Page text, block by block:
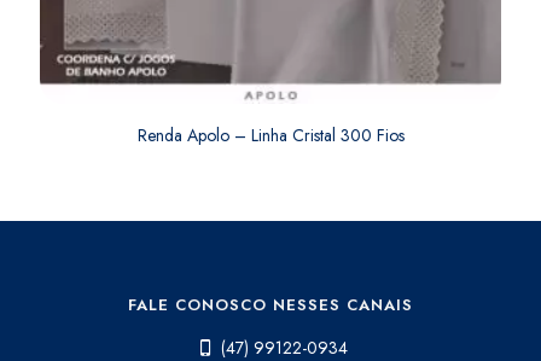
Renda Apolo – Linha Cristal 300 Fios
FALE CONOSCO NESSES CANAIS
(47) 99122-0934